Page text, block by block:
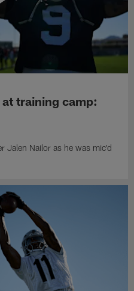
training camp:
Jalen Nailor as he was mic'd